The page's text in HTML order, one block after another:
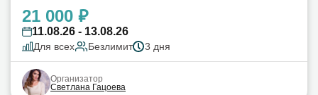
21 000 ₽
11.08.26 - 13.08.26
Для всех Безлимит 3 дня
Организатор
Светлана Гацоева